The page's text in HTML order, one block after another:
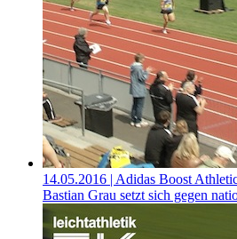
14.05.2016 | Adidas Boost
Bastian Grau setzt sich gegen